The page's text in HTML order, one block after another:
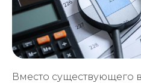
Вместо существующего